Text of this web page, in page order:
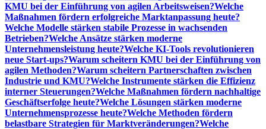
KMU bei der Einführung von agilen Arbeitsweisen?Welche
Maßnahmen fördern erfolgreiche Marktanpassung heute?
Welche Modelle stärken stabile Prozesse in wachsenden
Betrieben?Welche Ansätze stärken moderne
Unternehmensleistung heute?Welche KI-Tools revolutionieren
neue Start-ups?Warum scheitern KMU bei der Einführung von
agilen Methoden?Warum scheitern Partnerschaften zwischen
Industrie und KMU?Welche Instrumente stärken die Effizienz
interner Steuerungen?Welche Maßnahmen fördern nachhaltige
Geschäftserfolge heute?Welche Lösungen stärken moderne
Unternehmensprozesse heute?Welche Methoden fördern
belastbare Strategien für Marktveränderungen?Welche